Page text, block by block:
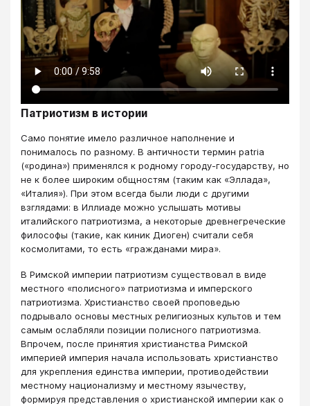
Патриотизм в истории
Само понятие имело различное наполнение и
понималось по разному. В античности термин patria
(«родина») применялся к родному городу-государству, но
не к более широким общностям (таким как «Эллада»,
«Италия»). При этом всегда были люди с другими
взглядами: в Иллиаде можно услышать мотивы
италийского патриотизма, а некоторые древнегреческие
философы (такие, как киник Диоген) считали себя
космолитами, то есть «гражданами мира».
В Римской империи патриотизм существовал в виде
местного «полисного» патриотизма и имперского
патриотизма. Христианство своей проповедью
подрывало основы местных религиозных культов и тем
самым ослабляли позиции полисного патриотизма.
Впрочем, после принятия христианства Римской
империей империя начала использовать христианство
для укрепления единства империи, противодействии
местному национализму и местному язычеству,
формируя представления о христианской империи как о